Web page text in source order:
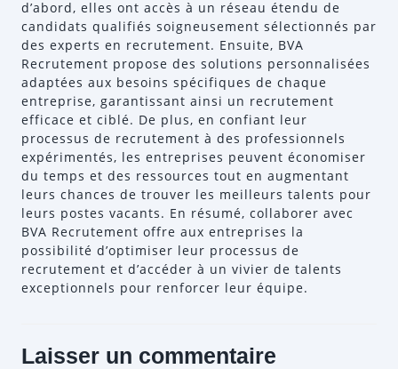
d’abord, elles ont accès à un réseau étendu de
candidats qualifiés soigneusement sélectionnés par
des experts en recrutement. Ensuite, BVA
Recrutement propose des solutions personnalisées
adaptées aux besoins spécifiques de chaque
entreprise, garantissant ainsi un recrutement
efficace et ciblé. De plus, en confiant leur
processus de recrutement à des professionnels
expérimentés, les entreprises peuvent économiser
du temps et des ressources tout en augmentant
leurs chances de trouver les meilleurs talents pour
leurs postes vacants. En résumé, collaborer avec
BVA Recrutement offre aux entreprises la
possibilité d’optimiser leur processus de
recrutement et d’accéder à un vivier de talents
exceptionnels pour renforcer leur équipe.
Laisser un commentaire